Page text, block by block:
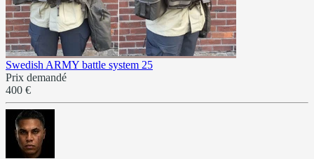
Swedish ARMY battle system 25
Prix demandé
400 €